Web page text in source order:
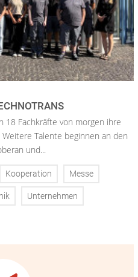
18 Fachkräfte von morgen ihre
Talente beginnen an den
und...
Kooperation Messe
Unternehmen